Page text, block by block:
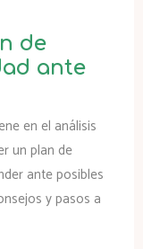
de
ante
en el análisis
un plan de
ante posibles
y pasos a